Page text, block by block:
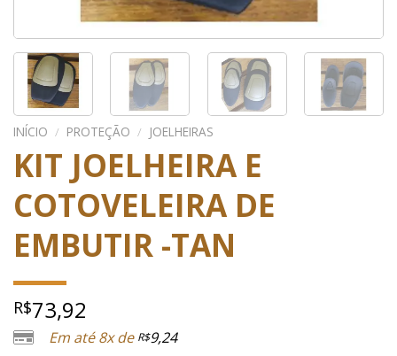
INÍCIO / PROTEÇÃO / JOELHEIRAS
KIT JOELHEIRA E
COTOVELEIRA DE
EMBUTIR -TAN
R$73,92
Em até 8x de R$9,24